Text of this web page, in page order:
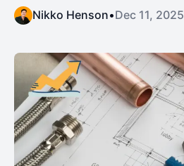
Nikko Henson•Dec 11, 2025